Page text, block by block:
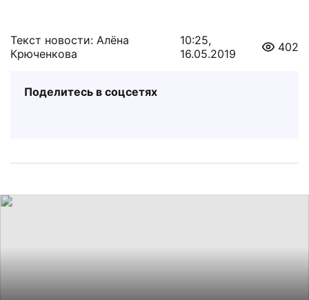
Текст новости: Алёна
Крюченкова
10:25,
16.05.2019
402
Поделитесь в соцсетях